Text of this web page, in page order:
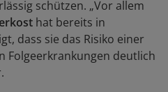
schützen. „Vor allem
hat bereits in
dass sie das Risiko einer
Folgeerkrankungen deutlich